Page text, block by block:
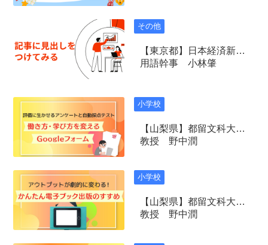
その他
【東京都】日本経済新聞社
用語幹事 小林肇
小学校
【山梨県】都留文科大学 国文学科
教授 野中潤
小学校
【山梨県】都留文科大学 国文学科
教授 野中潤